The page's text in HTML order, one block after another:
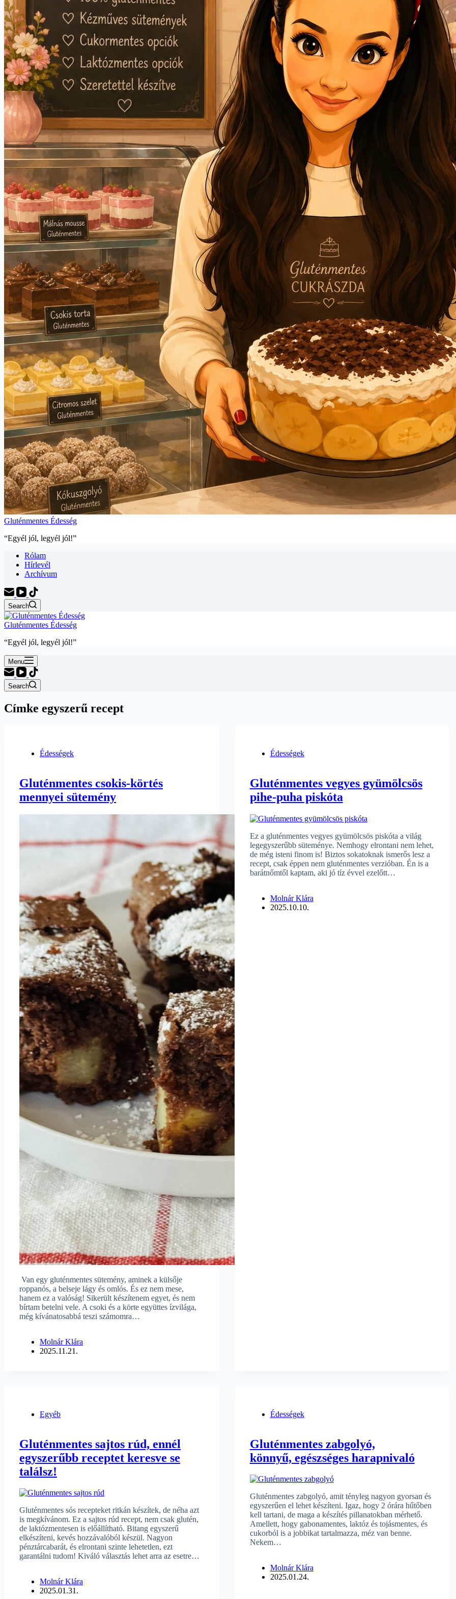
Gluténmentes Édesség
“Egyél jól, legyél jól!”
Rólam
Hírlevél
Archívum
Search
Gluténmentes Édesség
“Egyél jól, legyél jól!”
Menu
Search
Címke egyszerű recept
Édességek
Gluténmentes csokis-körtés
mennyei sütemény
Van egy gluténmentes sütemény, aminek a külsője
roppanós, a belseje lágy és omlós. És ez nem mese,
hanem ez a valóság! Sikerült készítenem egyet, és nem
bírtam betelni vele. A csoki és a körte együttes ízvilága,
még kívánatosabbá teszi számomra…
Molnár Klára
2025.11.21.
Édességek
Gluténmentes vegyes gyümölcsös
pihe-puha piskóta
Ez a gluténmentes vegyes gyümölcsös piskóta a világ
legegyszerűbb süteménye. Nemhogy elrontani nem lehet,
de még isteni finom is! Biztos sokatoknak ismerős lesz a
recept, csak éppen nem gluténmentes verzióban. Én is a
barátnőmtől kaptam, aki jó tíz évvel ezelőtt…
Molnár Klára
2025.10.10.
Egyéb
Gluténmentes sajtos rúd, ennél
egyszerűbb receptet keresve se
találsz!
Gluténmentes sós recepteket ritkán készítek, de néha azt
is megkívánom. Ez a sajtos rúd recept, nem csak glutén,
de laktózmentesen is előállítható. Bitang egyszerű
elkészíteni, kevés hozzávalóból készül. Nagyon
pénztárcabarát, és elrontani szinte lehetetlen, ezt
garantálni tudom! Kiváló választás lehet arra az esetre…
Molnár Klára
2025.01.31.
Édességek
Gluténmentes zabgolyó,
könnyű, egészséges harapnivaló
Gluténmentes zabgolyó, amit tényleg nagyon gyorsan és
egyszerűen el lehet készíteni. Igaz, hogy 2 órára hűtőben
kell tartani, de maga a készítés pillanatokban mérhető.
Amellett, hogy gabonamentes, laktóz és tojásmentes, és
cukorból is a jobbikat tartalmazza, méz van benne.
Nekem…
Molnár Klára
2025.01.24.